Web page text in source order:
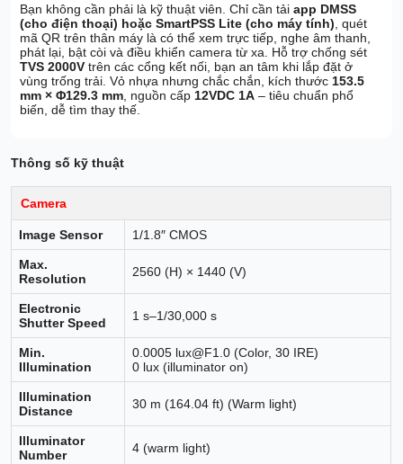
Bạn không cần phải là kỹ thuật viên. Chỉ cần tảiapp DMSS
(cho điện thoại) hoặc SmartPSS Lite (cho máy tính) , quét
mã QR trên thân máy là có thể xem trực tiếp, nghe âm thanh,
phát lại, bật còi và điều khiển camera từ xa. Hỗ trợ chống sét
TVS 2000V trên các cổng kết nối, bạn an tâm khi lắp đặt ở
vùng trống trải. Vỏ nhựa nhưng chắc chắn, kích thước 153.5
mm × Φ129.3 mm , nguồn cấp 12VDC 1A – tiêu chuẩn phổ
biến, dễ tìm thay thế.
Thông số kỹ thuật
Camera
Image Sensor 1/1.8″ CMOS
Max.
Resolution
2560 (H) × 1440 (V)
Electronic
Shutter Speed
1 s–1/30,000 s
Min.
Illumination
0.0005 lux@F1.0 (Color, 30 IRE)
0 lux (illuminator on)
Illumination
Distance
30 m (164.04 ft) (Warm light)
Illuminator
Number
4 (warm light)